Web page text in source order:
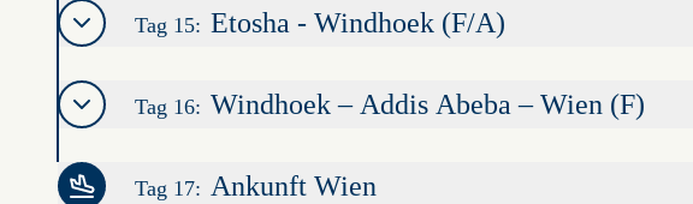
Tag 15: Etosha - Windhoek (F/A)
Tag 16: Windhoek – Addis Abeba – Wien (F)
Tag 17: Ankunft Wien